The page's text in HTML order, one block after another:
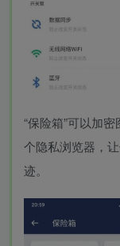
“保险箱”可以加
个隐私浏览器，
迹。